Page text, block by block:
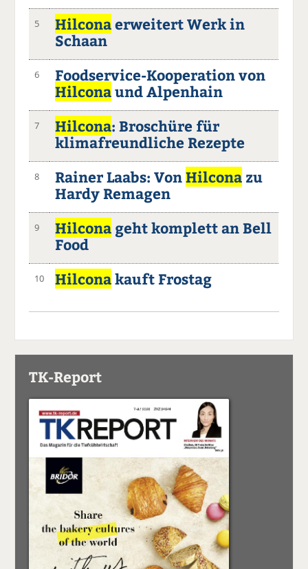
5 Hilconaerweitert Werk in
Schaan
6
Foodservice-Kooperation von
Hilconaund Alpenhain
7 Hilcona: Broschüre für
klimafreundliche Rezepte
8 Rainer Laabs: VonHilcona zu
Hardy Remagen
9 Hilcona geht komplett an Bell
Food
10 Hilconakauft Frostag
TK-Report